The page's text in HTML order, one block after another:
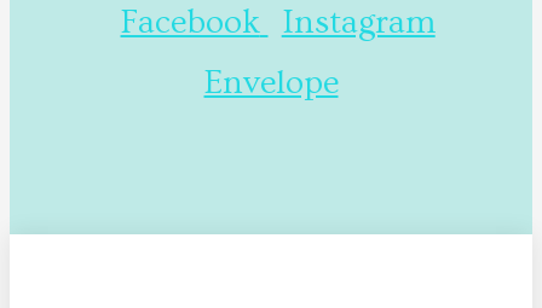
Facebook
Instagram
Envelope